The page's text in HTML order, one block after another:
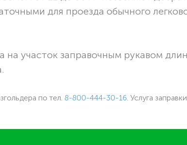
для проезда обычного
на участок заправочным рукавом
по тел. 8-800-444-30-16. Услуга заправки